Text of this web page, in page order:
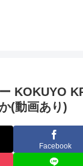
KOKUYO
(動画あり)
Facebook